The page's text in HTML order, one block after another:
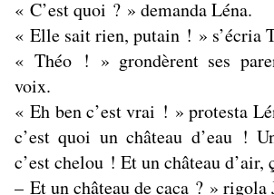
« C’est quoi ? » demanda Léna.
« Elle sait rien, putain ! » s’écria
« Théo ! » grondèrent ses
voix.
« Eh ben c’est vrai ! » protesta
c’est quoi un château d’eau !
c’est chelou ! Et un château d’air,
– Et un château de caca ? » rigola